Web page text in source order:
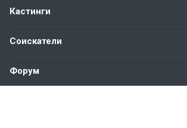
Кастинги
Соискатели
Форум